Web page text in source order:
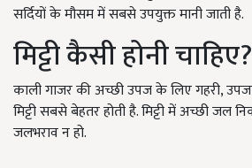
सर्दियों के मौसम में सबसे उपयुक्त मानी जाती है.
मिट्टी कैसी होनी चाहिए?
काली गाजर की अच्छी उपज के लिए गहरी,
मिट्टी सबसे बेहतर होती है. मिट्टी में अच्छी जल
जलभराव न हो.